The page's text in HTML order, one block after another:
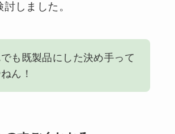
しました。
も既製品にした決め手って
ん！